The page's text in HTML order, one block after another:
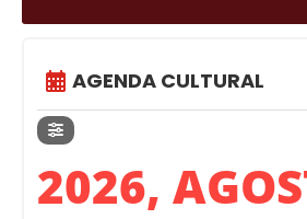
AGENDA CULTURAL
2026,